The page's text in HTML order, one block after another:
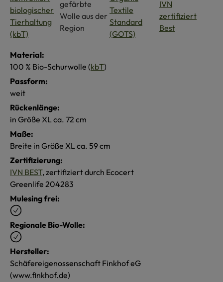
Material:
100 % Bio-Schurwolle (kbT)
Passform:
weit
Rückenlänge:
in Größe XL ca. 72 cm
Maße:
Breite in Größe XL ca. 59 cm
Zertifizierung:
IVN BEST, zertifiziert durch Ecocert
Greenlife 204283
Mulesing frei:
Regionale Bio-Wolle:
Hersteller:
Schäfereigenossenschaft Finkhof eG
(www.finkhof.de)